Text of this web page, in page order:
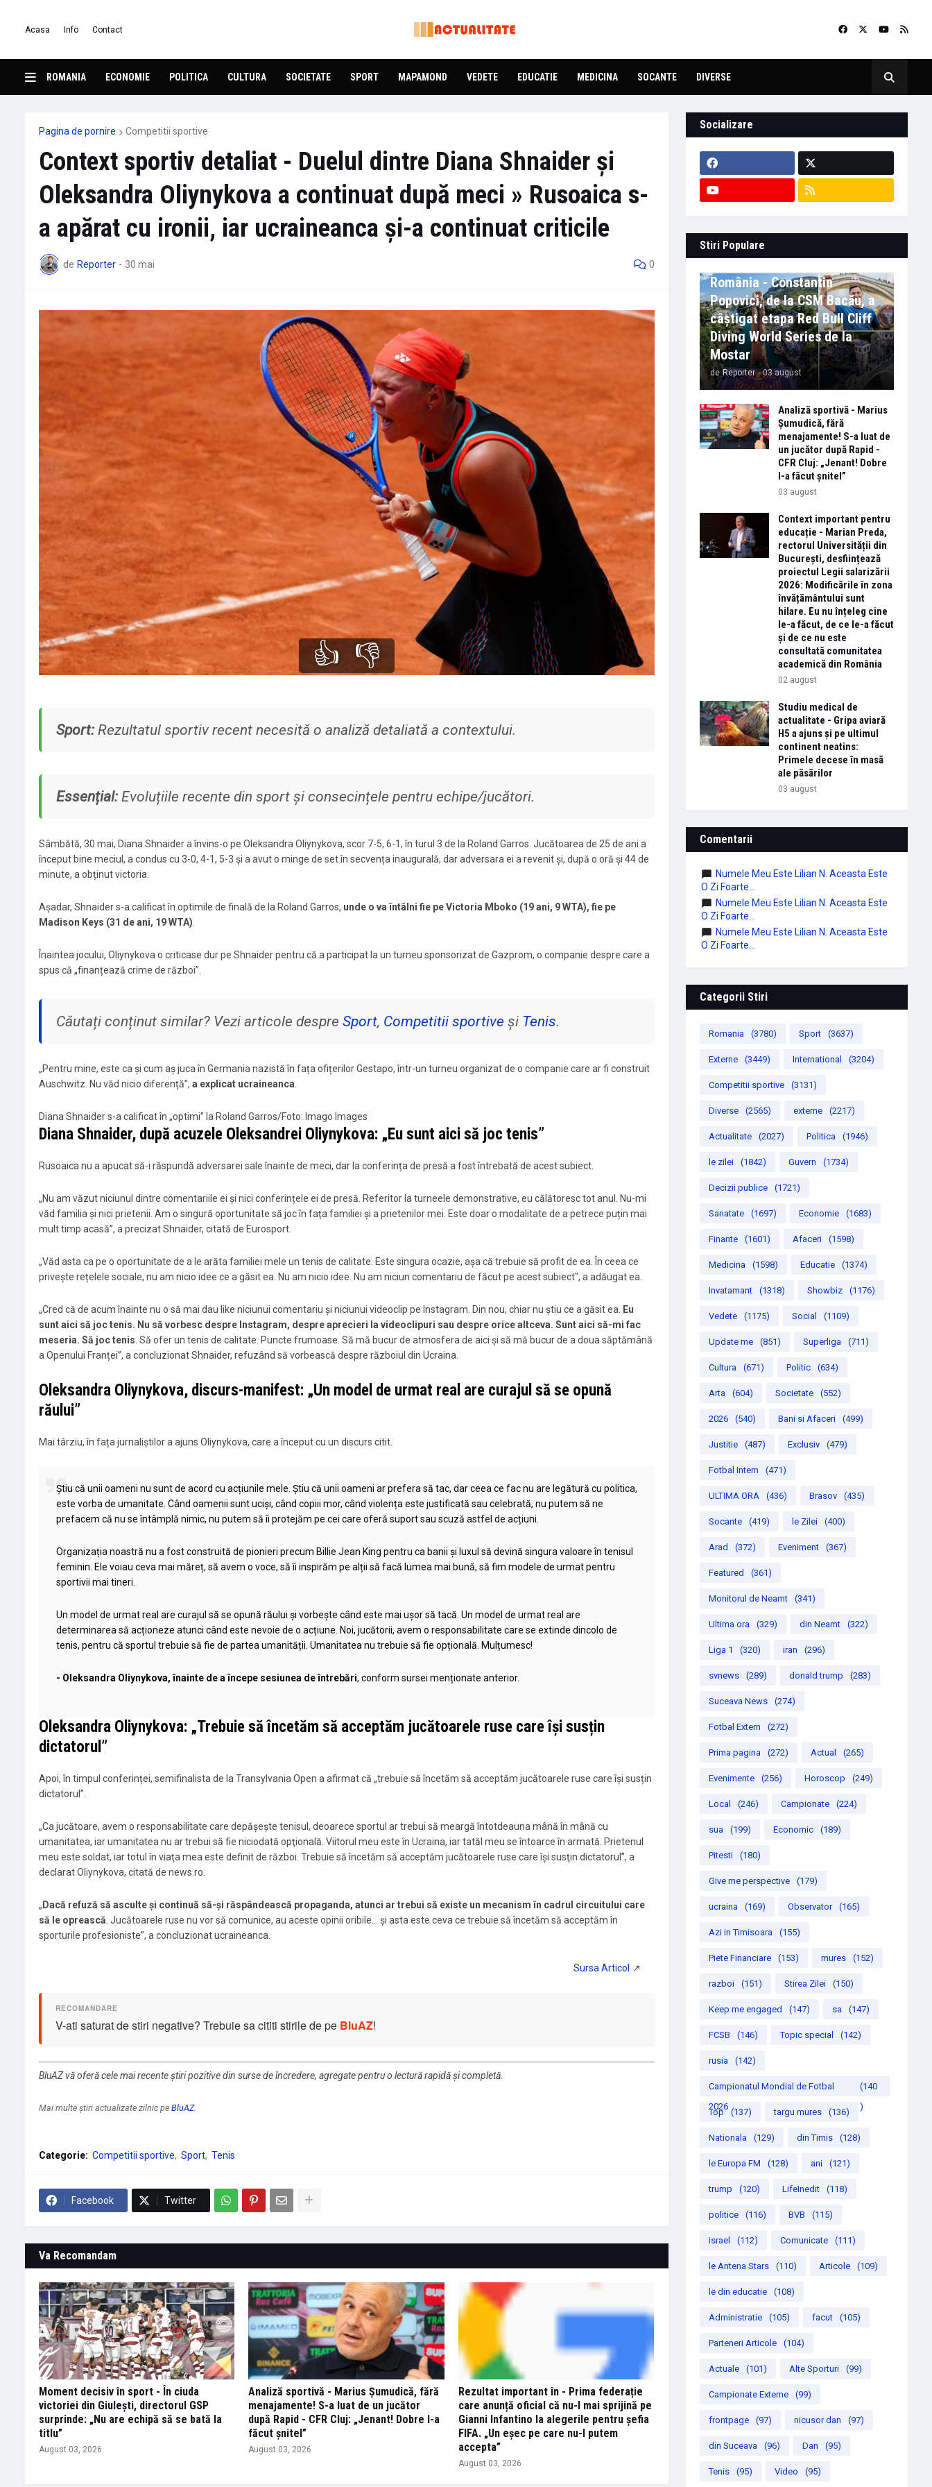
Acasa Info Contact
ROMANIA ECONOMIE POLITICA CULTURA SOCIETATE SPORT MAPAMOND VEDETE EDUCATIE MEDICINA SOCANTE DIVERSE
Pagina de pornire Competitii sportive
Context sportiv detaliat - Duelul dintre Diana Shnaider și
Oleksandra Oliynykova a continuat după meci » Rusoaica s-
a apărat cu ironii, iar ucraineanca și-a continuat criticile
de Reporter - 30 mai 0
👍 👎
Sport:Rezultatul sportiv recent necesită o analiză detaliată a contextului.
Essențial:Evoluțiile recente din sport și consecințele pentru echipe/jucători.
Sâmbătă, 30 mai, Diana Shnaider a învins-o pe Oleksandra Oliynykova, scor 7-5, 6-1, în turul 3 de la Roland Garros. Jucătoarea de 25 de ani a
început bine meciul, a condus cu 3-0, 4-1, 5-3 și a avut o minge de set în secvența inaugurală, dar adversara ei a revenit și, după o oră și 44 de
minute, a obținut victoria.
Așadar, Shnaider s-a calificat în optimile de finală de la Roland Garros, unde o va întâlni fie pe Victoria Mboko (19 ani, 9 WTA), fie pe
Madison Keys (31 de ani, 19 WTA)
Înaintea jocului, Oliynykova o criticase dur pe Shnaider pentru că a participat la un turneu sponsorizat de Gazprom, o companie despre care a
spus că „finanțează crime de război”.
Căutați conținut similar? Vezi articole despre Sport, Competitii sportive și Tenis.
„Pentru mine, este ca și cum aș juca în Germania nazistă în fața ofițerilor Gestapo, într-un turneu organizat de o companie care ar fi construit
Auschwitz. Nu văd nicio diferență”, a explicat ucraineanca.
Diana Shnaider s-a calificat în „optimi” la Roland Garros/Foto: Imago Images
Diana Shnaider, după acuzele Oleksandrei Oliynykova: „Eu sunt aici să joc tenis”
Rusoaica nu a apucat să-i răspundă adversarei sale înainte de meci, dar la conferința de presă a fost întrebată de acest subiect.
„Nu am văzut niciunul dintre comentariile ei și nici conferințele ei de presă. Referitor la turneele demonstrative, eu călătoresc tot anul. Nu-mi
văd familia și nici prietenii. Am o singură oportunitate să joc în fața familiei și a prietenilor mei. Este doar o modalitate de a petrece puțin mai
mult timp acasă”, a precizat Shnaider, citată de Eurosport.
„Văd asta ca pe o oportunitate de a le arăta familiei mele un tenis de calitate. Este singura ocazie, așa că trebuie să profit de ea. În ceea ce
privește rețelele sociale, nu am nicio idee ce a găsit ea. Nu am nicio idee. Nu am niciun comentariu de făcut pe acest subiect", a adăugat ea.
„Cred că de acum înainte nu o să mai dau like niciunui comentariu și niciunui videoclip pe Instagram. Din nou, chiar nu știu ce a găsit ea. Eu
sunt aici să joc tenis. Nu să vorbesc despre Instagram, despre aprecieri la videoclipuri sau despre orice altceva. Sunt aici să-mi fac
meseria. Să joc tenis. Să ofer un tenis de calitate. Puncte frumoase. Să mă bucur de atmosfera de aici și să mă bucur de a doua săptămână
a Openului Franței”, a concluzionat Shnaider, refuzând să vorbească despre războiul din Ucraina.
Oleksandra Oliynykova, discurs-manifest: „Un model de urmat real are curajul să se opună
răului”
Mai târziu, în fața jurnaliștilor a ajuns Oliynykova, care a început cu un discurs citit.
Știu că unii oameni nu sunt de acord cu acțiunile mele. Știu că unii oameni ar prefera să tac, dar ceea ce fac nu are legătură cu politica,
este vorba de umanitate. Când oamenii sunt uciși, când copiii mor, când violența este justificată sau celebrată, nu putem să ne
prefacem că nu se întâmplă nimic, nu putem să îi protejăm pe cei care oferă suport sau scuză astfel de acțiuni.
Organizația noastră nu a fost construită de pionieri precum Billie Jean King pentru ca banii și luxul să devină singura valoare în tenisul
feminin. Ele voiau ceva mai măreț, să avem o voce, să îi inspirăm pe alții să facă lumea mai bună, să fim modele de urmat pentru
sportivii mai tineri.
Un model de urmat real are curajul să se opună răului și vorbește când este mai ușor să tacă. Un model de urmat real are
determinarea să acționeze atunci când este nevoie de o acțiune. Noi, jucătorii, avem o responsabilitate care se extinde dincolo de
tenis, pentru că sportul trebuie să fie de partea umanității. Umanitatea nu trebuie să fie opțională. Mulțumesc!
- Oleksandra Oliynykova, înainte de a începe sesiunea de întrebări, conform sursei menționate anterior.
Oleksandra Oliynykova: „Trebuie să încetăm să acceptăm jucătoarele ruse care își susțin
dictatorul”
Apoi, în timpul conferinței, semifinalista de la Transylvania Open a afirmat că „trebuie să încetăm să acceptăm jucătoarele ruse care își susțin
dictatorul”.
„Ca jucătoare, avem o responsabilitate care depăşeşte tenisul, deoarece sportul ar trebui să meargă întotdeauna mână în mână cu
umanitatea, iar umanitatea nu ar trebui să fie niciodată opţională. Viitorul meu este în Ucraina, iar tatăl meu se întoarce în armată. Prietenul
meu este soldat, iar totul în viaţa mea este definit de război. Trebuie să încetăm să acceptăm jucătoarele ruse care îşi susţin dictatorul”, a
declarat Oliynykova, citată de news.ro.
„ Dacă refuză să asculte şi continuă să-şi răspândească propaganda, atunci ar trebui să existe un mecanism în cadrul circuitului care
să le oprească. Jucătoarele ruse nu vor să comunice, au aceste opinii oribile... şi asta este ceva ce trebuie să încetăm să acceptăm în
sporturile profesioniste”, a concluzionat ucraineanca.
V-ati saturat de stiri negative? Trebuie sa cititi stirile de pe BluAZ!
BluAZ vă oferă cele mai recente știri pozitive din surse de încredere, agregate pentru o lectură rapidă și completă.
Mai multe știri actualizate zilnic pe BluAZ.
Categorie: Competitii sportive Sport Tenis
Facebook Twitter
Va Recomandam
Moment decisiv în sport - În ciuda
victoriei din Giulești, directorul GSP
surprinde: „Nu are echipă să se bată la
titlu”
August 03, 2026
Analiză sportivă - Marius Șumudică, fără
menajamente! S-a luat de un jucător
după Rapid - CFR Cluj: „Jenant! Dobre l-a
făcut șnitel”
August 03, 2026
Rezultat important în - Prima federație
care anunță oficial că nu-l mai sprijină pe
Gianni Infantino la alegerile pentru șefia
FIFA. „Un eşec pe care nu-l putem
accepta”
August 03, 2026
Socializare
Stiri Populare
România - Constantin
Popovici, de la CSM Bacău, a
câștigat etapa Red Bull Cliff
Diving World Series de la
Mostar
de Reporter - 03 august
Analiză sportivă - Marius
Șumudică, fără
menajamente! S-a luat de
un jucător după Rapid -
CFR Cluj: „Jenant! Dobre
l-a făcut șnitel”
03 august
Context important pentru
educație - Marian Preda,
rectorul Universității din
București, desființează
proiectul Legii salarizării
2026: Modificările în zona
învățământului sunt
hilare. Eu nu înțeleg cine
le-a făcut, de ce le-a făcut
și de ce nu este
consultată comunitatea
academică din România
02 august
Studiu medical de
actualitate - Gripa aviară
H5 a ajuns și pe ultimul
continent neatins:
Primele decese în masă
ale păsărilor
03 august
Comentarii
Numele Meu Este Lilian N. Aceasta Este
O Zi Foarte...
Numele Meu Este Lilian N. Aceasta Este
O Zi Foarte...
Numele Meu Este Lilian N. Aceasta Este
O Zi Foarte...
Categorii Stiri
Romania (3780) Sport (3637)
Externe (3449) International (3204)
Competitii sportive (3131)
Diverse (2565) externe (2217)
Actualitate (2027) Politica (1946)
le zilei (1842) Guvern (1734)
Decizii publice (1721)
Sanatate (1697) Economie (1683)
Finante (1601) Afaceri (1598)
Medicina (1598) Educatie (1374)
Invatamant (1318) Showbiz (1176)
Vedete (1175) Social (1109)
Update me (851) Superliga (711)
Cultura (671) Politic (634)
Arta (604) Societate (552)
2026 (540) Bani si Afaceri (499)
Justitie (487) Exclusiv (479)
Fotbal Intern (471)
ULTIMA ORA (436) Brasov (435)
Socante (419) le Zilei (400)
Arad (372) Eveniment (367)
Featured (361)
Monitorul de Neamt (341)
Ultima ora (329) din Neamt (322)
Liga 1 (320) iran (296)
svnews (289) donald trump (283)
Suceava News (274)
Fotbal Extern (272)
Prima pagina (272) Actual (265)
Evenimente (256) Horoscop (249)
Local (246) Campionate (224)
sua (199) Economic (189)
Pitesti (180)
Give me perspective (179)
ucraina (169) Observator (165)
Azi in Timisoara (155)
Piete Financiare (153) mures (152)
razboi (151) Stirea Zilei (150)
Keep me engaged (147) sa (147)
FCSB (146) Topic special (142)
rusia (142)
Campionatul Mondial de Fotbal
2026
(140
)
Top (137) targu mures (136)
Nationala (129) din Timis (128)
le Europa FM (128) ani (121)
trump (120) LifeInedit (118)
politice (116) BVB (115)
israel (112) Comunicate (111)
le Antena Stars (110) Articole (109)
le din educatie (108)
Administratie (105) facut (105)
Parteneri Articole (104)
Actuale (101) Alte Sporturi (99)
Campionate Externe (99)
frontpage (97) nicusor dan (97)
din Suceava (96) Dan (95)
Tenis (95) Video (95)